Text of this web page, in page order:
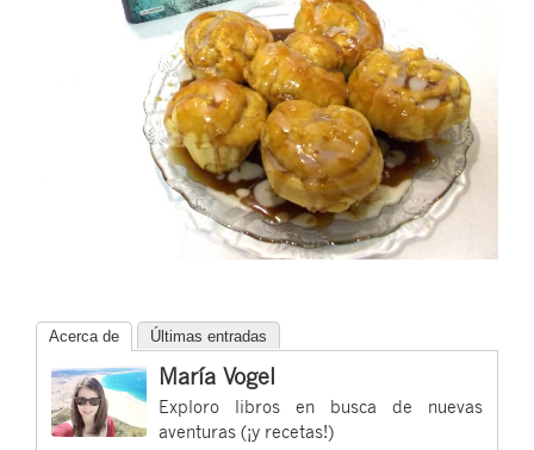
Acerca de Últimas entradas
María Vogel
Exploro libros en busca de nuevas
aventuras (¡y recetas!)